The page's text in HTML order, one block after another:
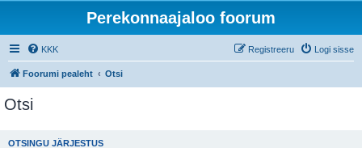
Perekonnaajaloo foorum
KKK Logi sisse
Registreeru
Foorumi pealeht Otsi
Otsi
OTSINGU JÄRJESTUS